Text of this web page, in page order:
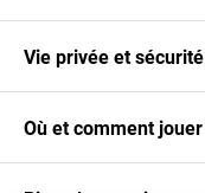
Vie privée et sécurité
Où et comment jouer